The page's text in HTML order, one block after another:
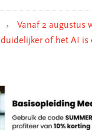
Vanaf 2 augustus
duidelijker of het AI is